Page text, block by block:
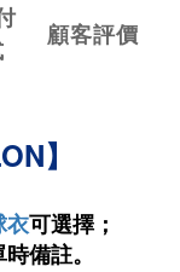
顧客評價
】
衣可選擇；
備註。